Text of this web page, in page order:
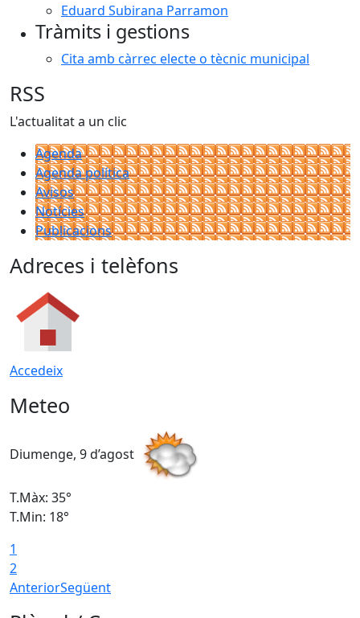
Eduard Subirana Parramon
Tràmits i gestions
Cita amb càrrec electe o tècnic municipal
RSS
L'actualitat a un clic
Agenda
Agenda política
Avisos
Notícies
Publicacions
Adreces i telèfons
Accedeix
Meteo
Diumenge, 9 d’agost
T.Màx: 35°
T.Min: 18°
1
2
AnteriorSegüent